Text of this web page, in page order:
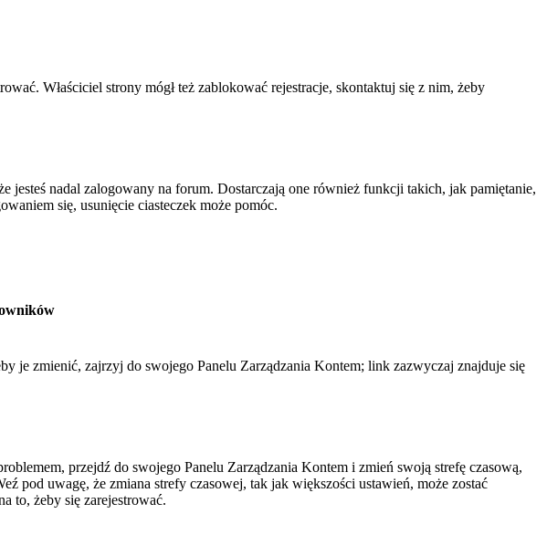
Właściciel strony mógł też zablokować rejestracje, skontaktuj się z nim, żeby
nadal zalogowany na forum. Dostarczają one również funkcji takich, jak pamiętanie,
się, usunięcie ciasteczek może pomóc.
je zmienić, zajrzyj do swojego Panelu Zarządzania Kontem; link zazwyczaj znajduje się
przejdź do swojego Panelu Zarządzania Kontem i zmień swoją strefę czasową,
pod uwagę, że zmiana strefy czasowej, tak jak większości ustawień, może zostać
to, żeby się zarejestrować.